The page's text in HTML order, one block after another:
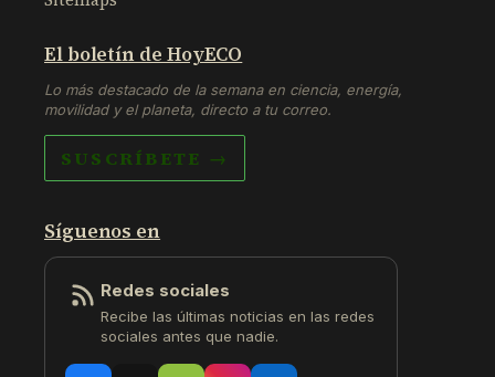
El boletín de HoyECO
Lo más destacado de la semana en ciencia, energía,
movilidad y el planeta, directo a tu correo.
SUSCRÍBETE →
Síguenos en
Redes sociales
Recibe las últimas noticias en las redes
sociales antes que nadie.